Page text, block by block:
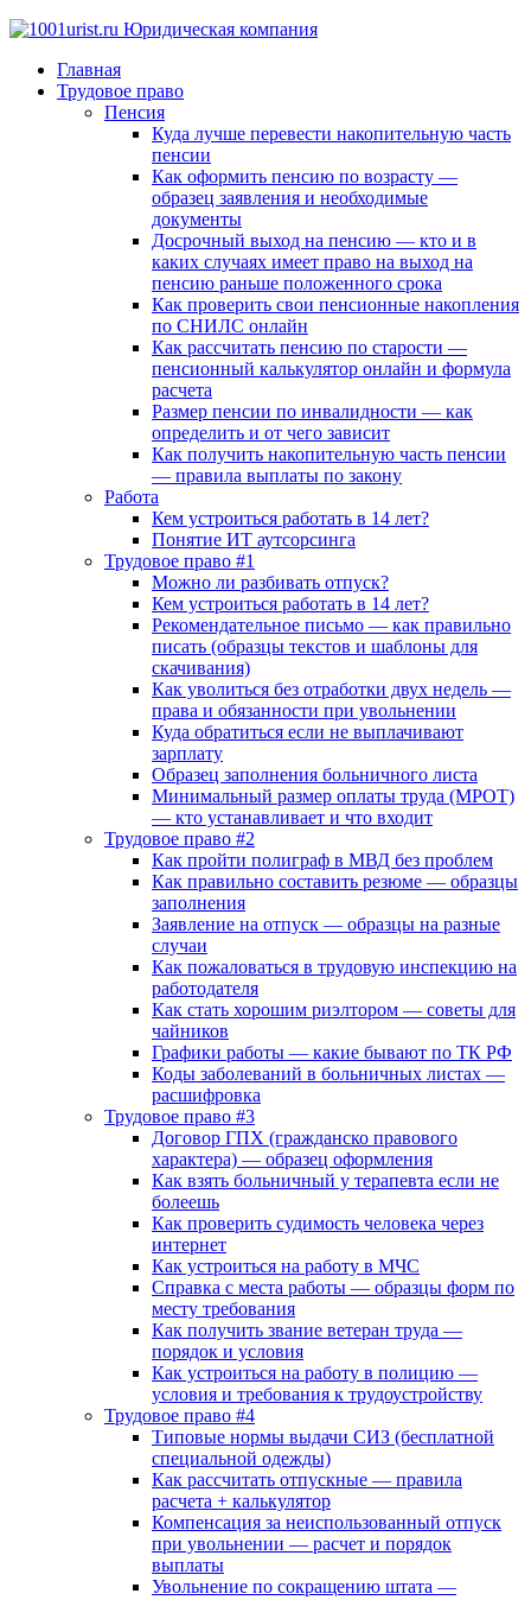
Главная
Трудовое право
Пенсия
Куда лучше перевести накопительную часть
пенсии
Как оформить пенсию по возрасту —
образец заявления и необходимые
документы
Досрочный выход на пенсию — кто и в
каких случаях имеет право на выход на
пенсию раньше положенного срока
Как проверить свои пенсионные накопления
по СНИЛС онлайн
Как рассчитать пенсию по старости —
пенсионный калькулятор онлайн и формула
расчета
Размер пенсии по инвалидности — как
определить и от чего зависит
Как получить накопительную часть пенсии
— правила выплаты по закону
Работа
Кем устроиться работать в 14 лет?
Понятие ИТ аутсорсинга
Трудовое право #1
Можно ли разбивать отпуск?
Кем устроиться работать в 14 лет?
Рекомендательное письмо — как правильно
писать (образцы текстов и шаблоны для
скачивания)
Как уволиться без отработки двух недель —
права и обязанности при увольнении
Куда обратиться если не выплачивают
зарплату
Образец заполнения больничного листа
Минимальный размер оплаты труда (МРОТ)
— кто устанавливает и что входит
Трудовое право #2
Как пройти полиграф в МВД без проблем
Как правильно составить резюме — образцы
заполнения
Заявление на отпуск — образцы на разные
случаи
Как пожаловаться в трудовую инспекцию на
работодателя
Как стать хорошим риэлтором — советы для
чайников
Графики работы — какие бывают по ТК РФ
Коды заболеваний в больничных листах —
расшифровка
Трудовое право #3
Договор ГПХ (гражданско правового
характера) — образец оформления
Как взять больничный у терапевта если не
болеешь
Как проверить судимость человека через
интернет
Как устроиться на работу в МЧС
Справка с места работы — образцы форм по
месту требования
Как получить звание ветеран труда —
порядок и условия
Как устроиться на работу в полицию —
условия и требования к трудоустройству
Трудовое право #4
Типовые нормы выдачи СИЗ (бесплатной
специальной одежды)
Как рассчитать отпускные — правила
расчета + калькулятор
Компенсация за неиспользованный отпуск
при увольнении — расчет и порядок
выплаты
Увольнение по сокращению штата —